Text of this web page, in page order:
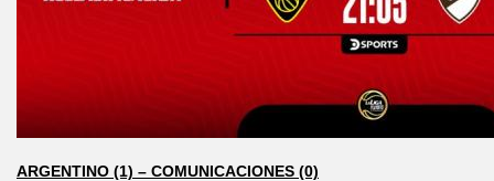
ARGENTINO (1) – COMUNICACIONES (0)